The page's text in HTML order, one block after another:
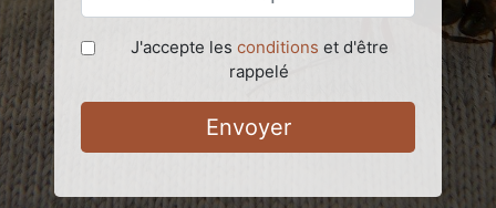
J'accepte les conditions et d'être
rappelé
Envoyer